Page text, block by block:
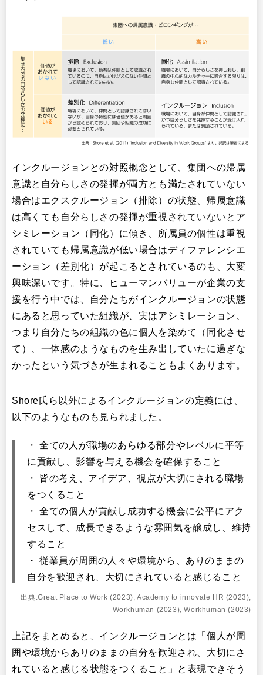
インクルージョンとの対照概念として、集団への帰属
意識と自分らしさの発揮が両方とも満たされていない
場合はエクスクルージョン（排除）の状態、帰属意識
は高くても自分らしさの発揮が重視されていないとア
シミレーション（同化）に傾き、所属員の個性は重視
されていても帰属意識が低い場合はディファレンシエ
ーション（差別化）が起こるとされているのも、大変
興味深いです。特に、ヒューマンバリューが企業の支
援を行う中では、自分たちがインクルージョンの状態
にあると思っていた組織が、実はアシミレーション、
つまり自分たちの組織の色に個人を染めて（同化させ
て）、一体感のようなものを生み出していたに過ぎな
かったという気づきが生まれることもよくあります。
Shore氏ら以外によるインクルージョンの定義には、
以下のようなものも見られました。
・ 全ての人が職場のあらゆる部分やレベルに平等
に貢献し、影響を与える機会を確保すること
・ 皆の考え、アイデア、視点が大切にされる職場
をつくること
・ 全ての個人が貢献し成功する機会に公平にアク
セスして、成長できるような雰囲気を醸成し、維持
すること
・ 従業員が周囲の人々や環境から、ありのままの
自分を歓迎され、大切にされていると感じること
出典:Great Place to Work (2023), Academy to innovate HR (2023),
Workhuman (2023), Workhuman (2023)
上記をまとめると、インクルージョンとは「個人が周
囲や環境からありのままの自分を歓迎され、大切にさ
れていると感じる状態をつくること」と表現できそう